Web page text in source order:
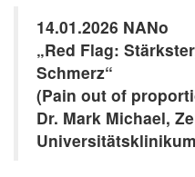
14.01.2026 NANo
„Red Flag:
Schmerz“
(Pain out of
Dr. Mark Michael,